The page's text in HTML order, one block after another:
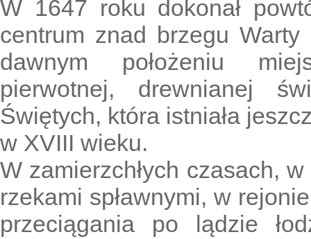
W 1647 roku dokonał
centrum znad brzegu Warty
dawnym położeniu
pierwotnej, drewnianej
Świętych, która istniała
w XVIII wieku.
W zamierzchłych czasach,
rzekami spławnymi, w
przeciągania po lądzie